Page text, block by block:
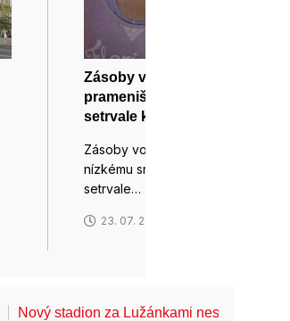
Zásoby vody pro Brno loni v
prameništi v Březové
setrvale klesaly
Zásoby vody pro Brno loni kvůli
nízkému srážkovému úhrnu
setrvale…
23. 07. 2026
Nový stadion za Lužánkami nesmí mít dle